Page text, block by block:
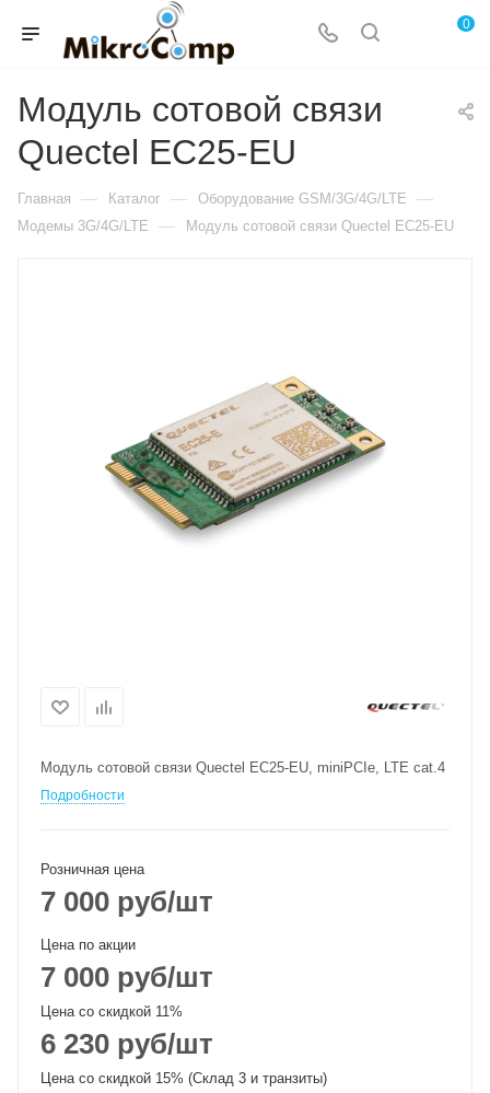
0
Модуль сотовой связи
Quectel EC25-EU
Главная — Каталог — Оборудование GSM/3G/4G/LTE —
Модемы 3G/4G/LTE — Модуль сотовой связи Quectel EC25-EU
Модуль сотовой связи Quectel EC25-EU, miniPCIe, LTE cat.4
Подробности
Розничная цена
7 000 руб/шт
Цена по акции
7 000 руб/шт
Цена со скидкой 11%
6 230 руб/шт
Цена со скидкой 15% (Склад 3 и транзиты)